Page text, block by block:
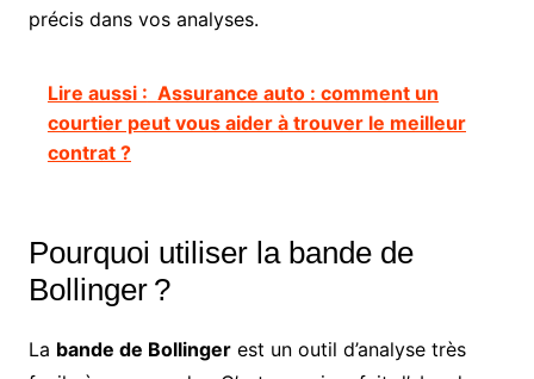
précis dans vos analyses.
Lire aussi : Assurance auto : comment un
courtier peut vous aider à trouver le meilleur
contrat ?
Pourquoi utiliser la bande de
Bollinger ?
La bande de Bollingerest un outil d’analyse très